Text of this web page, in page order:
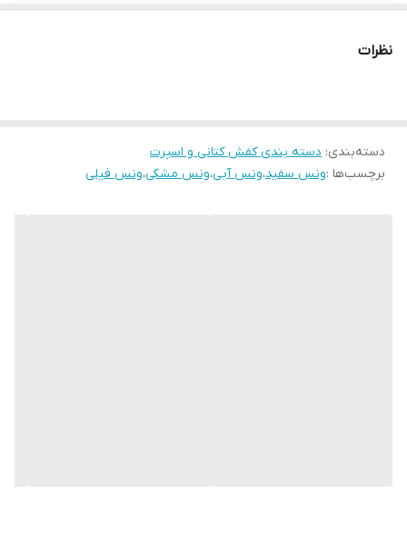
نحوه بسته شدن
کفش
بندی
نظرات
دسته‌بندی: دسته بندی کفش کتانی و اسپرت
برچسب‌ها :ونس سفید،ونس آبی،ونس مشکی،ونس فیلی